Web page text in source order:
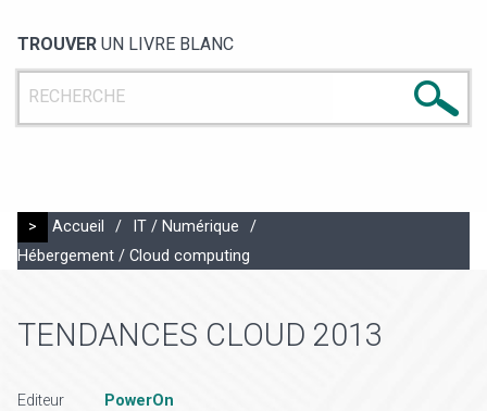
TROUVER UN LIVRE BLANC
> Accueil / IT / Numérique
/
Hébergement / Cloud computing
TENDANCES CLOUD 2013
Editeur PowerOn